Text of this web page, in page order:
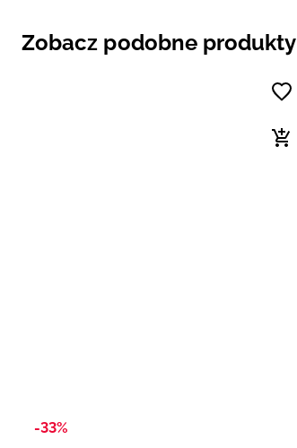
Zobacz podobne produkty
-33%